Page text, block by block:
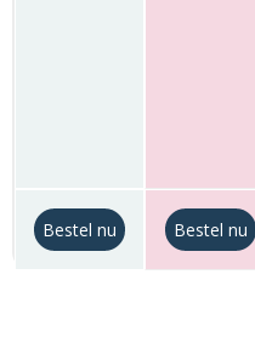
Bestel nu Bestel nu